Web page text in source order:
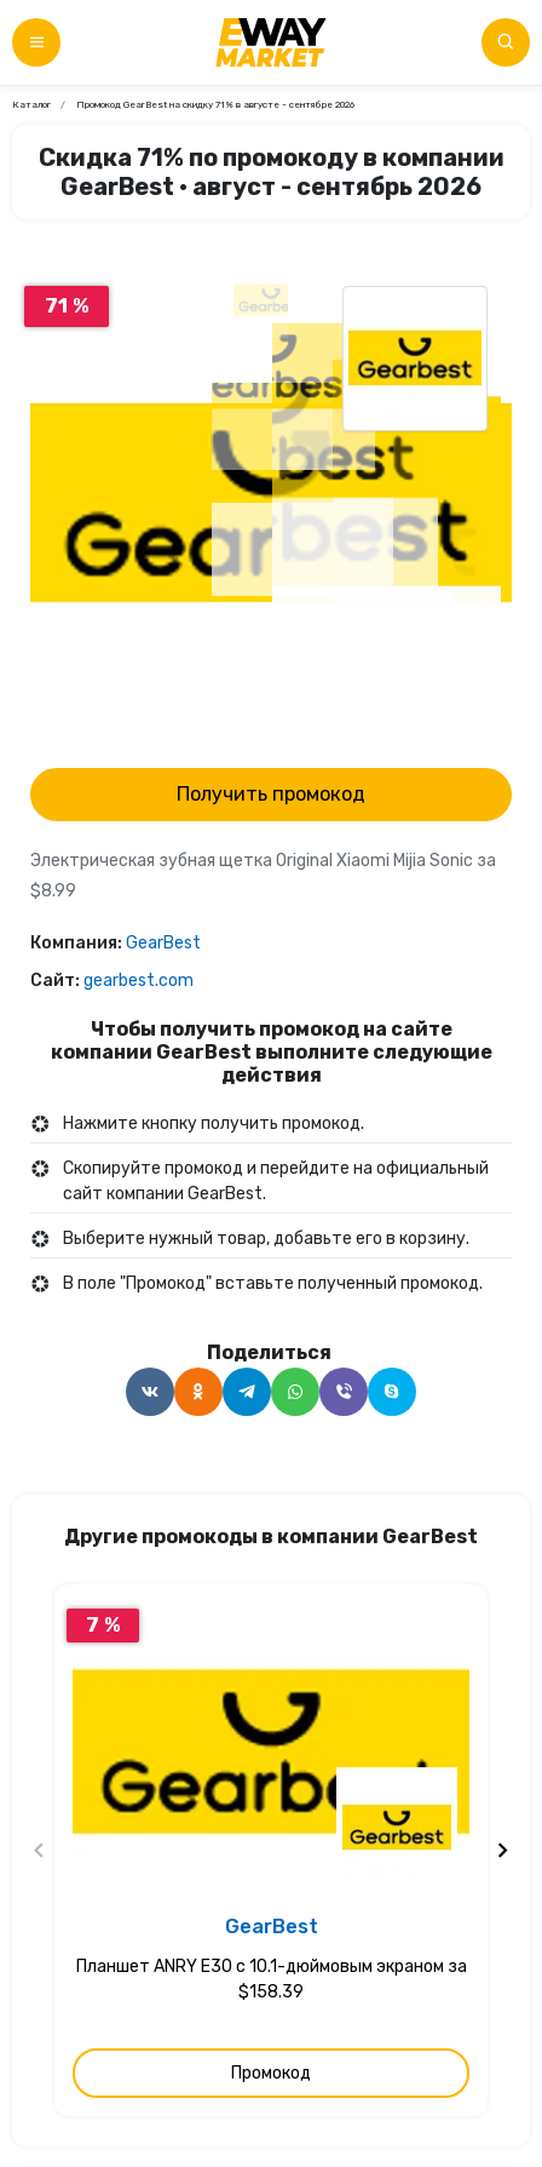
Каталог Промокод GearBest на скидку 71% в августе - сентябре 2026
Скидка 71% по промокоду в компании
GearBest • август - сентябрь 2026
71 %
Получить промокод
Электрическая зубная щетка Original Xiaomi Mijia Sonic за
$8.99
Компания: GearBest
Сайт: gearbest.com
Чтобы получить промокод на сайте
компании GearBest выполните следующие
действия
Нажмите кнопку получить промокод.
Скопируйте промокод и перейдите на официальный
сайт компании GearBest.
Выберите нужный товар, добавьте его в корзину.
В поле "Промокод" вставьте полученный промокод.
Поделиться
Другие промокоды в компании GearBest
7 %
GearBest
Планшет ANRY E30 с 10.1-дюймовым экраном за
$158.39
Промокод